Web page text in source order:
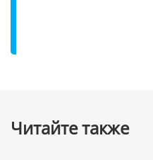
Читайте также